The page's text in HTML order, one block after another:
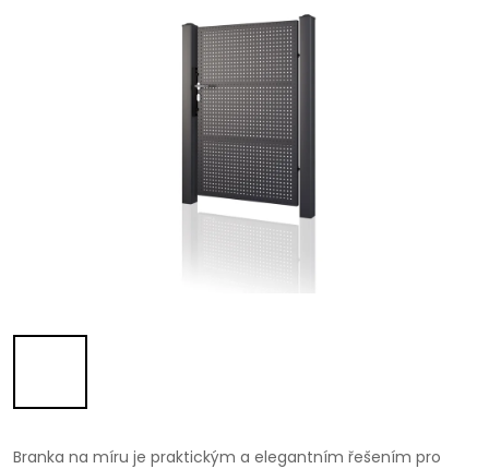
Branka na míru je praktickým a elegantním řešením pro